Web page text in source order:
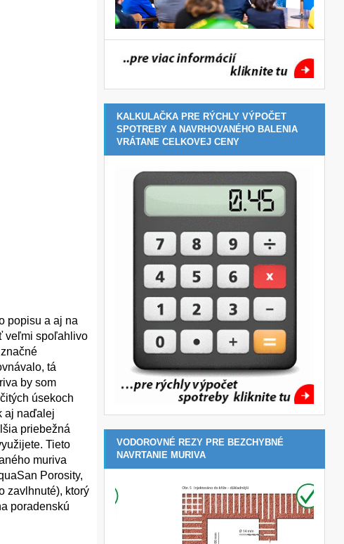
popisu a aj na
veľmi spoľahlivo
tá
by som
úsekoch
aj naďalej
priebežná
Tieto
muriva
Porosity,
zavlhnuté), ktorý
poradenskú
KALKULAČKA PRE RÝCHLY VÝPOČET
SPOTREBY A NAVRHOVANÉHO BALENIA
VRÁTANE CELKOVEJ CENY
VODOROVNÉ REZY PRE BEZCHYBNÉ
NAVRTANIE MURIVA